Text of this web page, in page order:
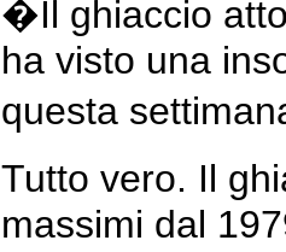
�Il ghiaccio
ha visto una
questa
Tutto vero. Il
massimi dal